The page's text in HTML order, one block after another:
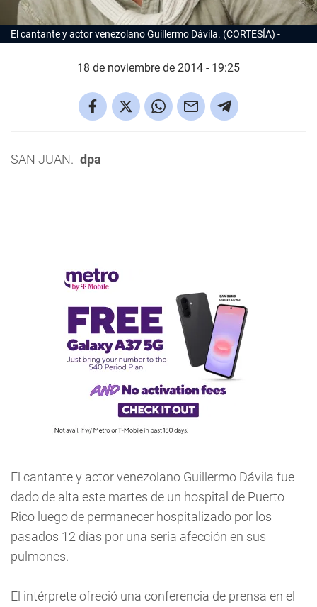
El cantante y actor venezolano Guillermo Dávila. (CORTESÍA)
18 de noviembre de 2014 - 19:25
SAN JUAN.-dpa
El cantante y actor venezolano Guillermo Dávila fue
dado de alta este martes de un hospital de Puerto
Rico luego de permanecer hospitalizado por los
pasados 12 días por una seria afección en sus
pulmones.
El intérprete ofreció una conferencia de prensa en el